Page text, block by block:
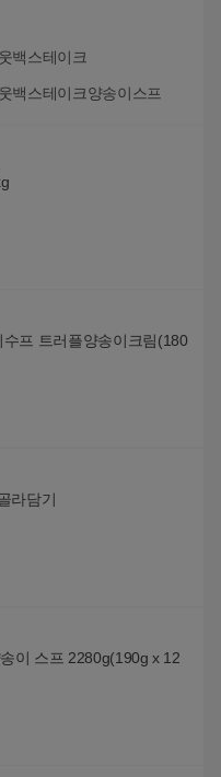
백스테이크
백스테이크양송이스프
프 트러플양송이크림(180
라담기
이 스프 2280g(190g x 12